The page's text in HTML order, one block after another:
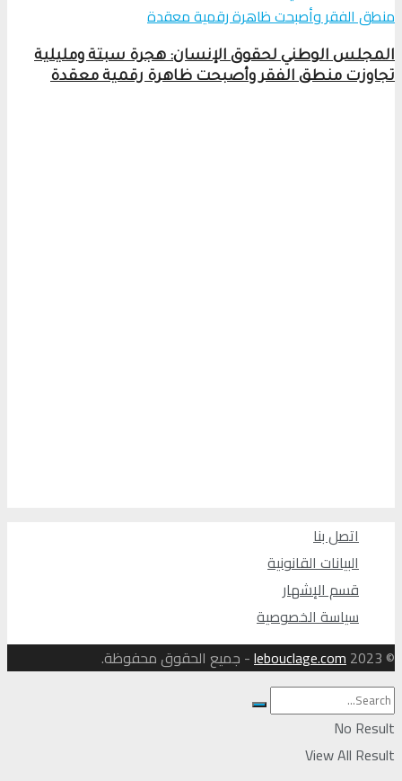
المجلس الوطني لحقوق الإنسان: هجرة سبتة ومليلية
تجاوزت منطق الفقر وأصبحت ظاهرة رقمية معقدة
اتصل بنا
البيانات القانونية
قسم الإشهار
سياسة الخصوصية
© 2023
lebouclage.com- جميع الحقوق محفوظة.
No Result
View All Result